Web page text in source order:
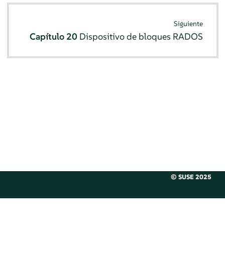
Siguiente
Capítulo 20 Dispositivo de bloques RADOS
© SUSE 2025